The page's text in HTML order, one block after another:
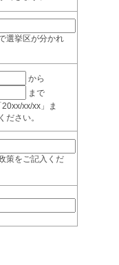
選挙区が分かれ
から
まで
xx/xx」ま
さい。
策をご記入くだ